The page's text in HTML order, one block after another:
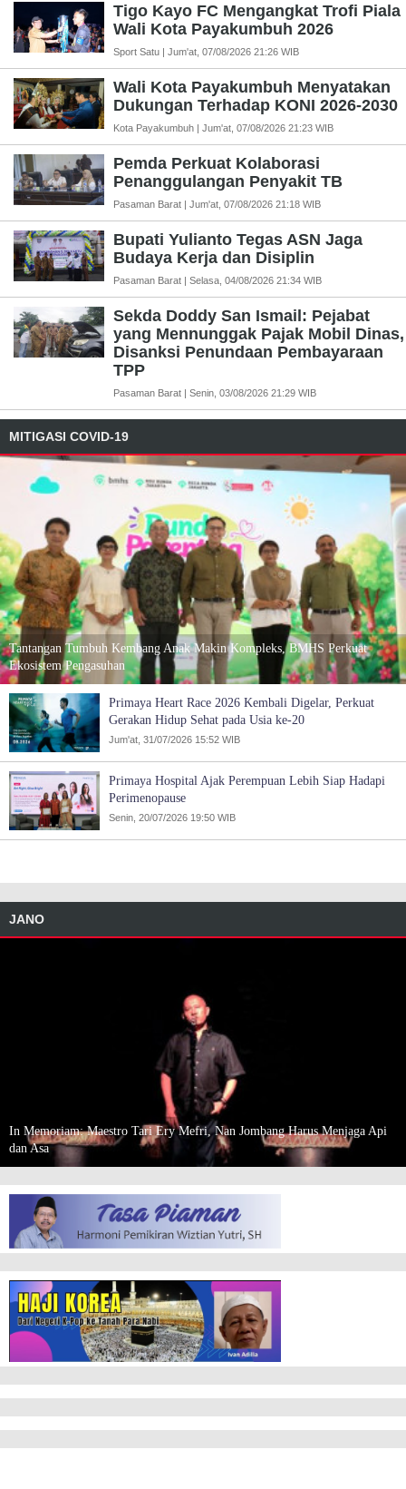
Tigo Kayo FC Mengangkat Trofi Piala
Wali Kota Payakumbuh 2026
Sport Satu | Jum'at, 07/08/2026 21:26 WIB
Wali Kota Payakumbuh Menyatakan
Dukungan Terhadap KONI 2026-2030
Kota Payakumbuh | Jum'at, 07/08/2026 21:23 WIB
Pemda Perkuat Kolaborasi
Penanggulangan Penyakit TB
Pasaman Barat | Jum'at, 07/08/2026 21:18 WIB
Bupati Yulianto Tegas ASN Jaga
Budaya Kerja dan Disiplin
Pasaman Barat | Selasa, 04/08/2026 21:34 WIB
Sekda Doddy San Ismail: Pejabat
yang Mennunggak Pajak Mobil Dinas,
Disanksi Penundaan Pembayaraan
TPP
Pasaman Barat | Senin, 03/08/2026 21:29 WIB
MITIGASI COVID-19
Tantangan Tumbuh Kembang Anak Makin Kompleks, BMHS Perkuat
Ekosistem Pengasuhan
Primaya Heart Race 2026 Kembali Digelar, Perkuat
Gerakan Hidup Sehat pada Usia ke-20
Jum'at, 31/07/2026 15:52 WIB
Primaya Hospital Ajak Perempuan Lebih Siap Hadapi
Perimenopause
Senin, 20/07/2026 19:50 WIB
JANO
In Memoriam: Maestro Tari Ery Mefri, Nan Jombang Harus Menjaga Api
dan Asa